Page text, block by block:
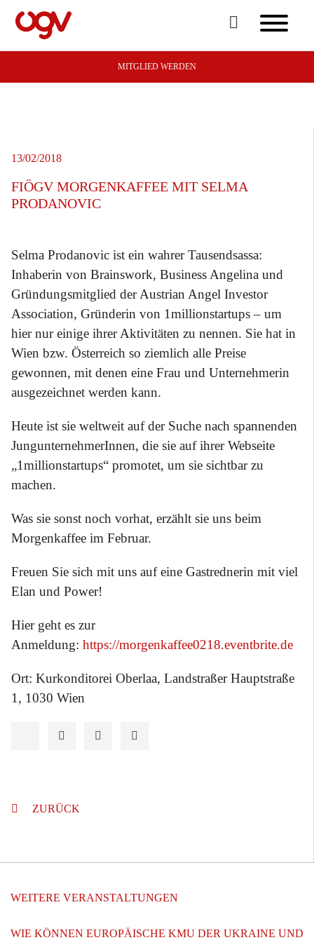
MITGLIED WERDEN
13/02/2018
FIÖGV MORGENKAFFEE MIT SELMA
PRODANOVIC
Selma Prodanovic ist ein wahrer Tausendsassa:
Inhaberin von Brainswork, Business Angelina und
Gründungsmitglied der Austrian Angel Investor
Association, Gründerin von 1millionstartups – um
hier nur einige ihrer Aktivitäten zu nennen. Sie hat in
Wien bzw. Österreich so ziemlich alle Preise
gewonnen, mit denen eine Frau und Unternehmerin
ausgezeichnet werden kann.
Heute ist sie weltweit auf der Suche nach spannenden
JungunternehmerInnen, die sie auf ihrer Webseite
„1millionstartups“ promotet, um sie sichtbar zu
machen.
Was sie sonst noch vorhat, erzählt sie uns beim
Morgenkaffee im Februar.
Freuen Sie sich mit uns auf eine Gastrednerin mit viel
Elan und Power!
Hier geht es zur
Anmeldung: https://morgenkaffee0218.eventbrite.de
Ort: Kurkonditorei Oberlaa, Landstraßer Hauptstraße
1, 1030 Wien
ZURÜCK
WEITERE VERANSTALTUNGEN
WIE KÖNNEN EUROPÄISCHE KMU DER UKRAINE UND